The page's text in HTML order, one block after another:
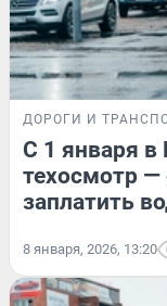
ДОРОГИ И
С 1 января в
техосмотр —
заплатить
8 января, 2026, 13:20